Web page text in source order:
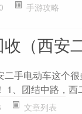
手游攻略
（西安
手电动车这个
1、团结中路，西
文章列表